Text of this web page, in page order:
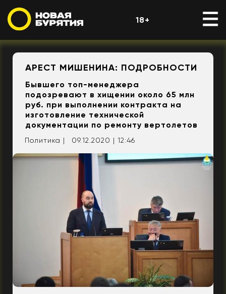
18+
АРЕСТ МИШЕНИНА: ПОДРОБНОСТИ
Бывшего топ-менеджера
подозревают в хищении около 65 млн
руб. при выполнении контракта на
изготовление технической
документации по ремонту вертолетов
Политика | 09.12.2020 | 12:46